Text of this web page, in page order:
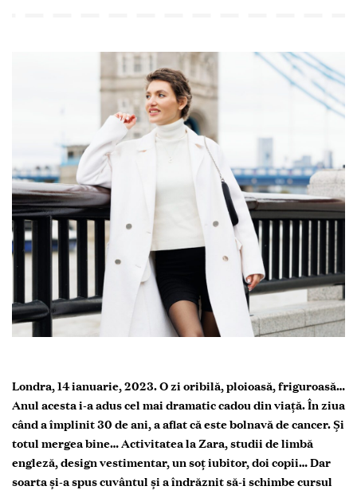
Londra, 14 ianuarie, 2023. O zi oribilă, ploioasă, friguroasă…
Anul acesta i-a adus cel mai dramatic cadou din viață. În ziua
când a împlinit 30 de ani, a aflat că este bolnavă de cancer. Și
totul mergea bine… Activitatea la Zara, studii de limbă
engleză, design vestimentar, un soț iubitor, doi copii… Dar
soarta și-a spus cuvântul și a îndrăznit să-i schimbe cursul